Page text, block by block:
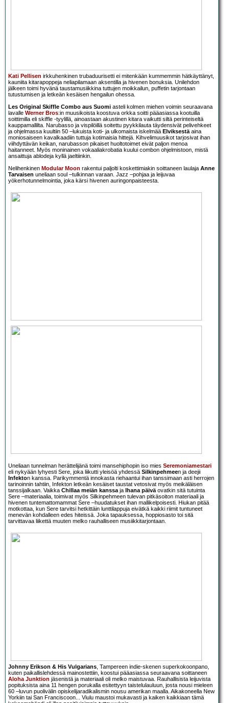
Kati Pellisen irkkuhenkinen trubaduurisetti ei mitenkään kummemmin hätkäyttänyt,
kauniita kitarapoppeja neliapilamaan aksentilla ja hivenen bonuksia. Unilehdon
jälkeen toimi hyvänä taustamusiikkina tuttujen moikkailun, puffetin tarjontaan
tutustumisen ja letkeän kesäisen hengailun ohessa.
Les Original Skiffle Combo aus Suomi asteli kolmen miehen voimin seuraavana
lavalle Werner Bros:in muusikoista koostuva orkka soitti pääasiassa kootuilla
soittimilla eli skiffle -tyylillä, ainoastaan akustinen kitara vaikutti siltä perinteiseltä
kauppamallilta. Narubasso ja vispilöillä soitettu pyykkilauta täydensivät pelivehkeet
ja ohjelmassa kuultiin 50 –lukuista koti- ja ulkomaista iskelmää Elviksestäaina
moniosaiseen kavalkaadiin tuttuja kotimaisia hittejä. Kihvelimuusikot tarjosivat ihan
viihdyttävän keikan, narubasson pikaiset huoltotoimet eivät paljon menoa
haitanneet. Myös moninainen vokaaliakrobatia kuului combon ohjelmistoon, mistä
ansaittuja ablodeja kyllä jaeltiinkin.
Nelihenkinen Modular Moon rakentui paljolti koskettimiakin soittaneen laulaja Anne
Tarvaisen uneliaan soul –tulkinnan varaan. Jazz –pohjaa ja leijuvaa
yökerhotunnelmointia, joka kärsi hivenen auringonpaisteesta.
Uneliaan tunnelman herättelijänä toimi mansehiphopin iso mies Seremoniamestari
eli nykyään lyhyesti Sere, joka liikutti yleisöä yhdessä Silkinpehmeen ja deejii
Infekton kanssa. Parikymmentä innokasta riehaantui ihan tanssimaan asti herrojen
tarinoinnin tahtiin, Infekton letkeän kesäiset taustat vetosivat myös meikäläisen
tanssijalkaan. Vaikka Chillaa meiän kanssaja Ihana päiväovatkin sitä tutuinta
Sere –materiaalia, toimivat myös Silkinpehmeen tulevan pitkäsoiton materiaali ja
hivenen tuntemattomammat Sere –huudatukset ihan mallikelpoisesti. Hiukan pitää
motkottaa, kun Sere tarvitsi hetkittäin lunttilappuja eivätkä kaikki riimit tuntuneet
menevän kohdalleen edes hiteissä. Joka tapauksessa, hoppiosasto toi sitä
tarvittavaa liikettä muuten melko rauhalliseen musiikkitarjontaan.
Johnny Erikson & His Vulgarians, Tampereen indie-skenen superkokoonpano,
kuten paikallislehdessä mainostettiin, koostui pääasiassa seuraavana soittaneen
Aloha Junktion jäsenistä ja materiaali oli melko maistuvaa. Rauhallisista leijuvista
popituksista aina 11 hengen porukalla esitettyyn taistelulauluun, josta nousi mieleen
60 –luvun puolivälin opiskelijaradikalismin nousu amerikan maalla. Aikakoneella New
Yorkiin tai San Franciscoon... Viulu maustoi mukavasti ja kaiken kaikkiaan tämä